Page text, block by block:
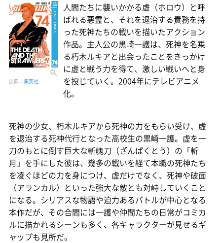
出典： 集英社
人間たちに襲いかかる虚（ホロウ）と呼
ばれる悪霊と、それを退治する責務を持
った死神たちの戦いを描いたアクション
作品。主人公の黒崎一護は、死神を名乗
る朽木ルキアと出会ったことをきっかけ
に虚と戦う力を得て、激しい戦いへと身
を投じていく。2004年にテレビアニメ
化。
死神の少女、朽木ルキアから死神の力をもらい受け、虚
を退治する死神代行となった高校生の黒崎一護。虚を一
刀のもとに倒す巨大な斬魄刀（ざんぱくとう）の「斬
月」を手にした彼は、幾多の戦いを経て本職の死神たち
を凌ぐほどの力を身につけ、虚だけでなく、死神や破面
（アランカル）といった強大な敵とも対峙していくこと
になる。シリアスな物語や迫力あるバトルが中心となる
本作だが、その合間には一護や仲間たちの日常がコミカ
ルに描かれるシーンも多く、各キャラクターが見せるギ
ャップも見所だ。